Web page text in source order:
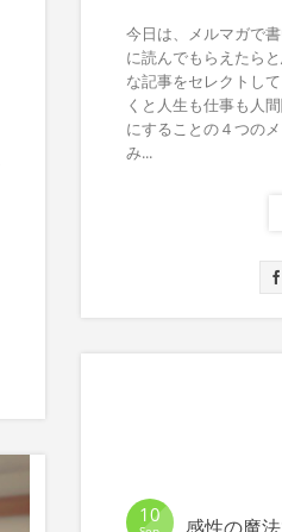
今日は、メルマガで
に読んでもらえたら
な記事をセレクトし
くと人生も仕事も人
にすることの４つの
み...
10